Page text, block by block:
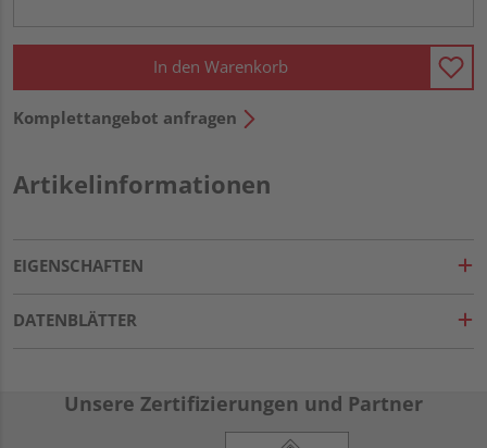
In den Warenkorb
Komplettangebot anfragen
Artikelinformationen
EIGENSCHAFTEN
DATENBLÄTTER
Unsere Zertifizierungen und Partner